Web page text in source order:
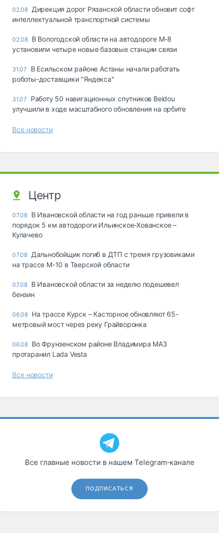
02.08 Дирекция дорог Рязанской области обновит софт
интеллектуальной транспортной системы
02.08 В Вологодской области на автодороге М-8
установили четыре новые базовые станции связи
31.07
В Есильском районе Астаны начали работать
роботы-доставщики "Яндекса"
31.07
Работу 50 навигационных спутников Beidou
улучшили в ходе масштабного обновления на орбите
Все новости
Центр
07.08 В Ивановской области на год раньше привели в
порядок 5 км автодороги Ильинское-Хованское –
Кулачево
07.08 Дальнобойщик погиб в ДТП с тремя грузовиками
на трассе М-10 в Тверской области
07.08 В Ивановской области за неделю подешевел
бензин
06.08 На трассе Курск – Касторное обновляют 65-
метровый мост через реку Грайворонка
06.08 Во Фрунзенском районе Владимира МАЗ
протаранил Lada Vesta
Все новости
Все главные новости в нашем Telegram‑канале
ПОДПИСАТЬСЯ